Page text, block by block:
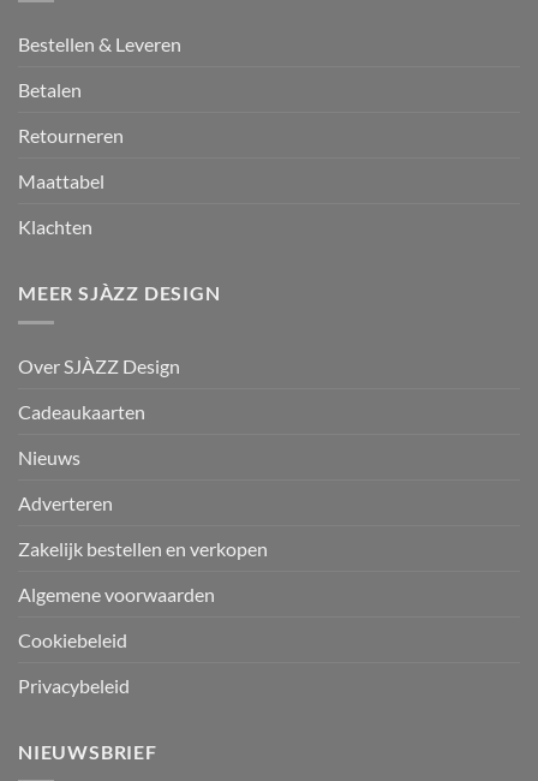
Bestellen & Leveren
Betalen
Retourneren
Maattabel
Klachten
MEER SJÀZZ DESIGN
Over SJÀZZ Design
Cadeaukaarten
Nieuws
Adverteren
Zakelijk bestellen en verkopen
Algemene voorwaarden
Cookiebeleid
Privacybeleid
NIEUWSBRIEF